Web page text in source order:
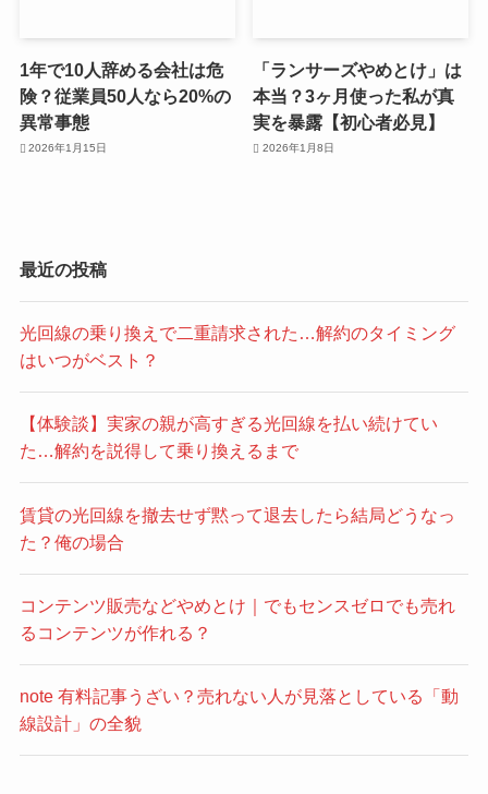
1年で10人辞める会社は危
険？従業員50人なら20%の
異常事態
2026年1月15日
「ランサーズやめとけ」は
本当？3ヶ月使った私が真
実を暴露【初心者必見】
2026年1月8日
最近の投稿
光回線の乗り換えで二重請求された…解約のタイミング
はいつがベスト？
【体験談】実家の親が高すぎる光回線を払い続けてい
た…解約を説得して乗り換えるまで
賃貸の光回線を撤去せず黙って退去したら結局どうなっ
た？俺の場合
コンテンツ販売などやめとけ｜でもセンスゼロでも売れ
るコンテンツが作れる？
note 有料記事うざい？売れない人が見落としている「動
線設計」の全貌